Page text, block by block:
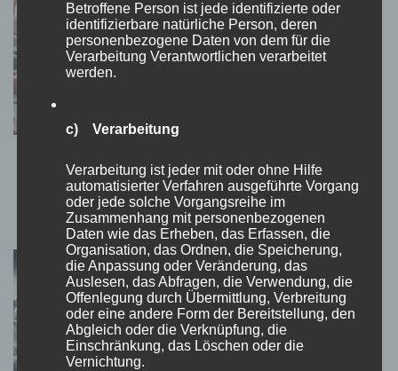
Die beruhigende Wirkung von Malbüchern:
Kreativität als Stressabbau
16. Oktober 2024
Betroffene Person ist jede identifizierte oder
identifizierbare natürliche Person, deren
personenbezogene Daten von dem für die
Verarbeitung Verantwortlichen verarbeitet
werden.
c) Verarbeitung
Verarbeitung ist jeder mit oder ohne Hilfe
automatisierter Verfahren ausgeführte Vorgang
oder jede solche Vorgangsreihe im
Zusammenhang mit personenbezogenen
Daten wie das Erheben, das Erfassen, die
Organisation, das Ordnen, die Speicherung,
die Anpassung oder Veränderung, das
Auslesen, das Abfragen, die Verwendung, die
Offenlegung durch Übermittlung, Verbreitung
oder eine andere Form der Bereitstellung, den
Abgleich oder die Verknüpfung, die
Einschränkung, das Löschen oder die
Vernichtung.